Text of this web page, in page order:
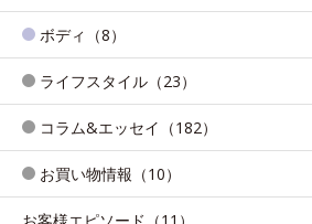
ボディ（8）
ライフスタイル（23）
コラム&エッセイ（182）
お買い物情報（10）